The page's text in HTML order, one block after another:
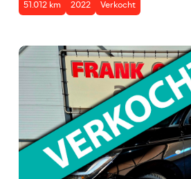
51.012 km 2022 Verkocht